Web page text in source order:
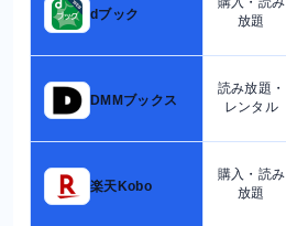
dブック
放題
DMMブックス
読み放題・
レンタル
楽天Kobo
購入・読み
放題